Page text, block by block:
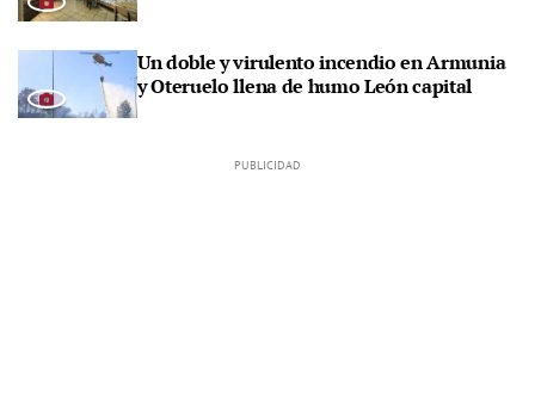
Un doble y virulento incendio en Armunia
y Oteruelo llena de humo León capital